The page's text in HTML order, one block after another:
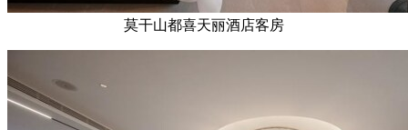
莫干山都喜天丽酒店客房